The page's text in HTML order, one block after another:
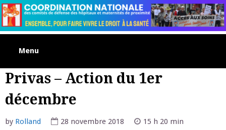
Skip
to
content
Menu
Privas – Action du 1er
décembre
by Rolland 28 novembre 2018
15 h 20 min